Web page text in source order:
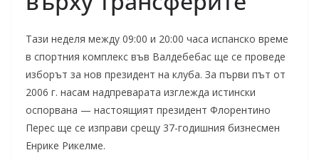
Тази неделя между 09:00 и 20:00 часа испанско време
в спортния комплекс във Валдебебас ще се проведе
изборът за нов президент на клуба. За първи път от
2006 г. насам надпреварата изглежда истински
оспорвана — настоящият президент Флорентино
Перес ще се изправи срещу 37-годишния бизнесмен
Енрике Рикелме.